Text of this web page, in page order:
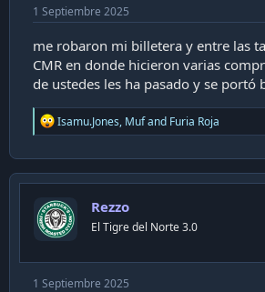
1 Septiembre 2025
me robaron mi billetera y entre las
CMR en donde hicieron varias
de ustedes les ha pasado y se portó
R
e
c
t
o
n
s
Isamu.Jones, Mufand Furia Roja
Rezzo
El Tigre del Norte 3.0
1 Septiembre 2025